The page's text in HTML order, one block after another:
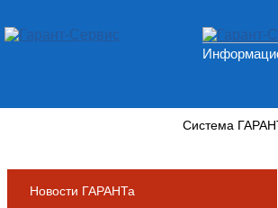
Система
Новости ГАРАНТа